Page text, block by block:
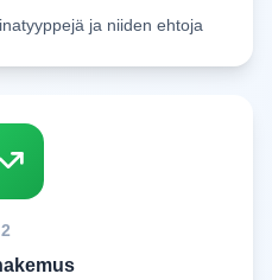
ja niiden ehtoja
2